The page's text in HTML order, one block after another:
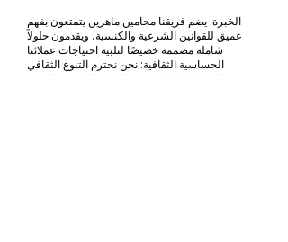
الخبرة: يضم فريقنا محامين ماهرين يتمتعون بفهم
عميق للقوانين الشرعية والكنسية، ويقدمون حلولاً
شاملة مصممة خصيصًا لتلبية احتياجات عملائنا
الحساسية الثقافية: نحن نحترم التنوع الثقافي
والديني لعملائنا، ونقدم التوجيه القانوني الرحيم